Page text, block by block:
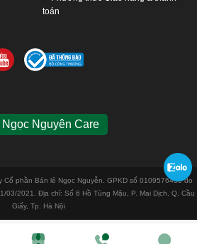
toán
Nguyên Care
Cổ phần Bán lẻ Ngọc Nguyễn. GPKD số 0109576433 do
03/2021. Địa chỉ: Số 6 Hồ Tùng Mậu, P. Mai Dịch, Q. Cầu
Giấy, Tp. Hà Nội